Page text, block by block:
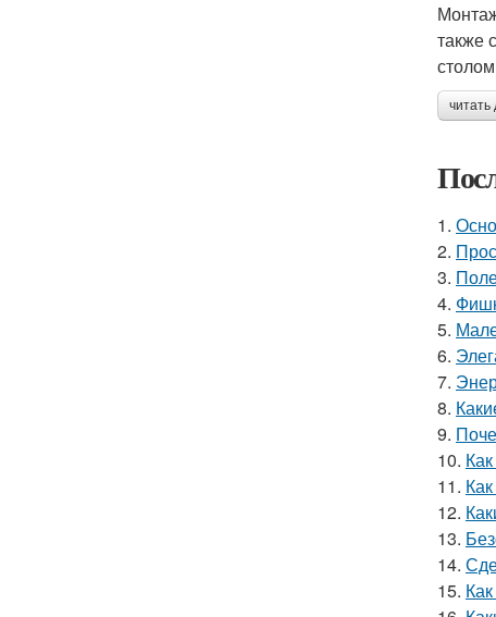
также
1.
2.
3.
4.
5.
6.
7.
8.
9.
10.
11.
12.
13.
14.
15.